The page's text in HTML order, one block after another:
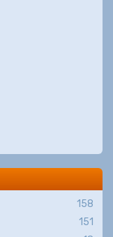
158
151